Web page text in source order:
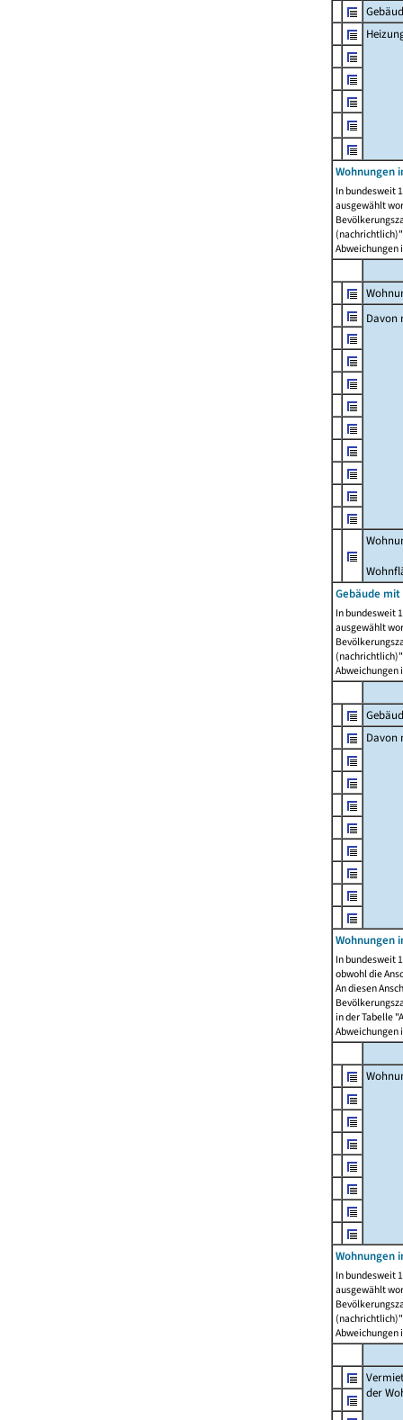
Wohnungen
In bundesweit
ausgewählt
Abweichungen
Davon
Gebäude
In bundesweit
ausgewählt
Abweichungen
Davon
Wohnungen
In bundesweit
obwohl die
An diesen
in der Tabelle
Abweichungen
Wohnungen
In bundesweit
ausgewählt
Abweichungen
der